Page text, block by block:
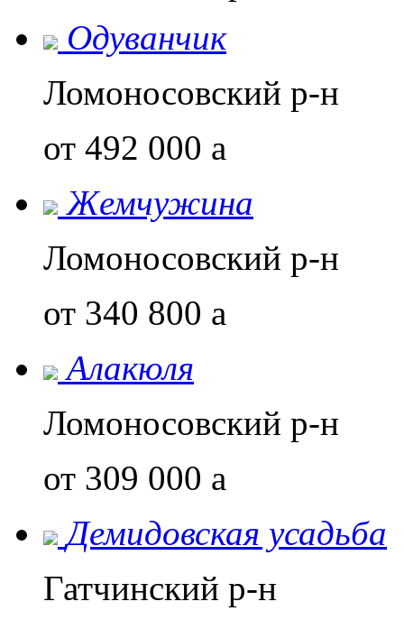
Одуванчик
Ломоносовский р-н
от 492 000 a
Жемчужина
Ломоносовский р-н
от 340 800 a
Алакюля
Ломоносовский р-н
от 309 000 a
Демидовская усадьба
Гатчинский р-н